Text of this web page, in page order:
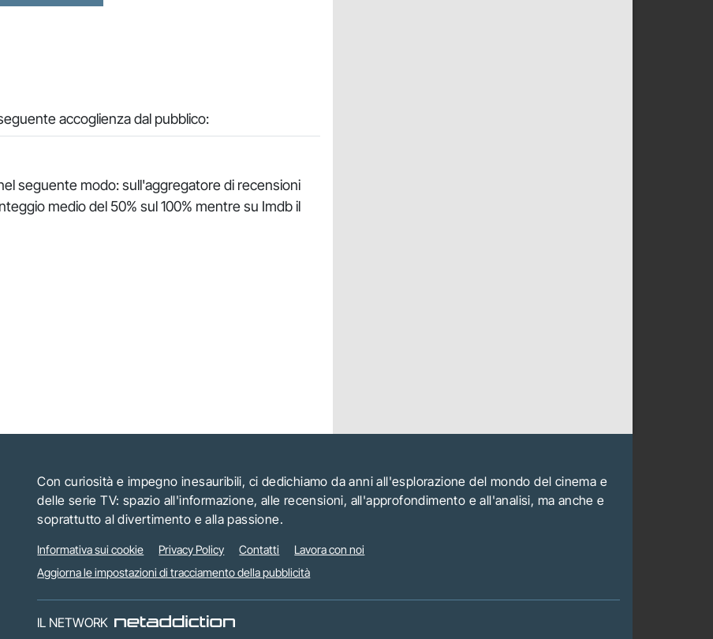
accoglienza dal pubblico:
seguente modo: sull'aggregatore di recensioni
medio del 50% sul 100% mentre su Imdb il
Con curiosità e impegno inesauribili, ci dedichiamo da anni all'esplorazione del mondo del cinema e
delle serie TV: spazio all'informazione, alle recensioni, all'approfondimento e all'analisi, ma anche e
soprattutto al divertimento e alla passione.
Informativa sui cookie Privacy Policy Contatti
Lavora con noi
Aggiorna le impostazioni di tracciamento della pubblicità
IL NETWORK